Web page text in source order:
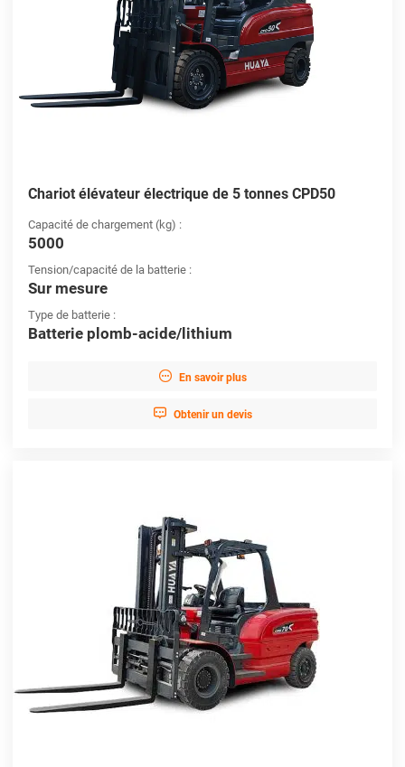
Chariot élévateur électrique de 5 tonnes CPD50
Capacité de chargement (kg) :
5000
Tension/capacité de la batterie :
Sur mesure
Type de batterie :
Batterie plomb-acide/lithium
 En savoir plus
 Obtenir un devis